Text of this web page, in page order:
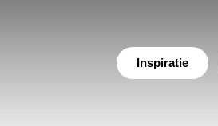
Inspiratie